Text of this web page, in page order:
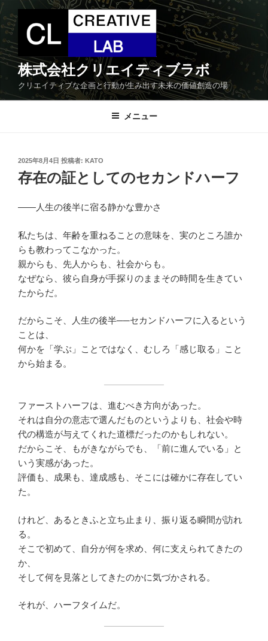
コ
ン
テ
ン
ツ
株式会社クリエイティブラボ
クリエイティブな企画と行動が生み出す未来の価値創造の場
メニュー
投
稿
日:
2025年8月4日 投稿者: KATO
存在の証としてのセカンドハーフ
――人生の後半に宿る静かな豊かさ
私たちは、年齢を重ねることの意味を、実のところ誰か
らも教わってこなかった。
親からも、先人からも、社会からも。
なぜなら、彼ら自身が手探りのままその時間を生きてい
たからだ。
だからこそ、人生の後半──セカンドハーフに入るという
ことは、
何かを「学ぶ」ことではなく、むしろ「感じ取る」こと
から始まる。
ファーストハーフは、進むべき方向があった。
それは自分の意志で選んだものというよりも、社会や時
代の構造が与えてくれた道標だったのかもしれない。
だからこそ、もがきながらでも、「前に進んでいる」と
いう実感があった。
評価も、成果も、達成感も、そこには確かに存在してい
た。
けれど、あるときふと立ち止まり、振り返る瞬間が訪れ
る。
そこで初めて、自分が何を求め、何に支えられてきたの
か、
そして何を見落としてきたのかに気づかされる。
それが、ハーフタイムだ。